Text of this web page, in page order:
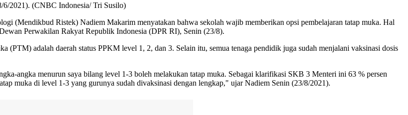
6/2021). (CNBC Indonesia/ Tri Susilo)
(Mendikbud Ristek) Nadiem Makarim menyatakan bahwa sekolah wajib memberikan opsi pembelajaran tatap muka. Hal
Perwakilan Rakyat Republik Indonesia (DPR RI), Senin (23/8).
(PTM) adalah daerah status PPKM level 1, 2, dan 3. Selain itu, semua tenaga pendidik juga sudah menjalani vaksinasi dosis
angka menurun saya bilang level 1-3 boleh melakukan tatap muka. Sebagai klarifikasi SKB 3 Menteri ini 63 % persen
muka di level 1-3 yang gurunya sudah divaksinasi dengan lengkap," ujar Nadiem Senin (23/8/2021).